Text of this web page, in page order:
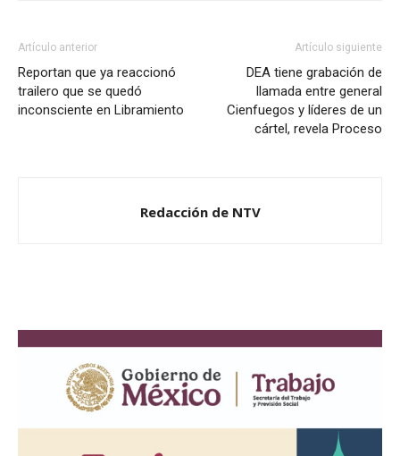
Artículo anterior
Reportan que ya reaccionó
trailero que se quedó
inconsciente en Libramiento
Artículo siguiente
DEA tiene grabación de
llamada entre general
Cienfuegos y líderes de un
cártel, revela Proceso
Redacción de NTV